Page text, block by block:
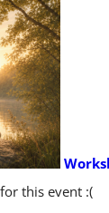
this event :(